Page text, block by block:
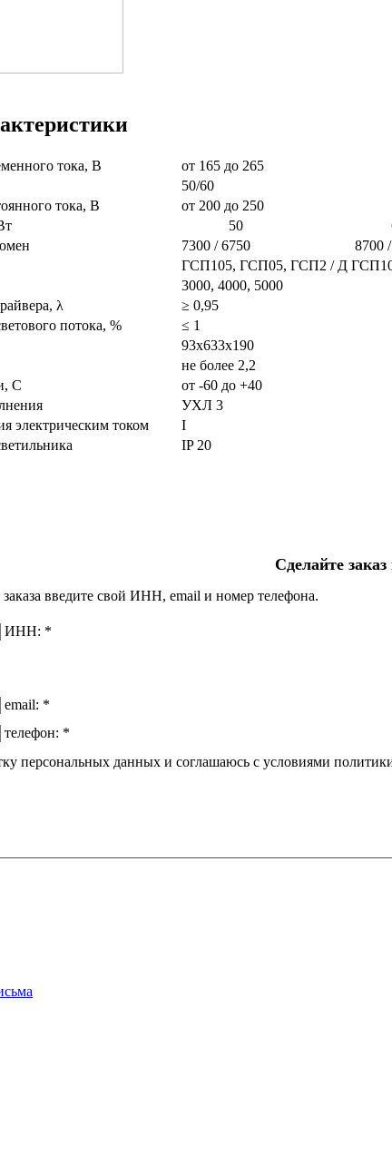
тока, В
от 165 до 265
50/60
тока, В
от 200 до 250
50
7300 / 6750 8700
ГСП105, ГСП05, ГСП2 / Д
3000, 4000, 5000
λ
≥ 0,95
потока, %
≤ 1
93х633х190
не более 2,2
С
от -60 до +40
УХЛ 3
электрическим током
I
IP 20
Сделайте
введите свой ИНН, email и номер телефона.
ИНН: *
email: *
телефон: *
персональных данных и соглашаюсь с условиями